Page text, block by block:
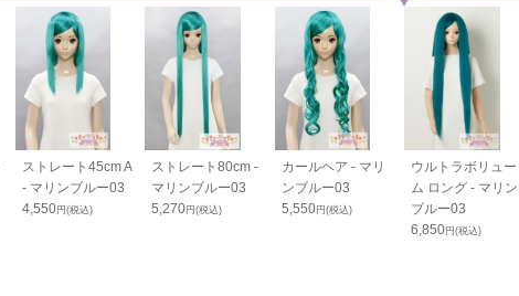
ストレート45cm A
- マリンブルー03
4,550円(税込)
ストレート80cm -
マリンブルー03
5,270円(税込)
カールヘア - マリ
ンブルー03
5,550円(税込)
ウルトラボリュー
ム ロング - マリン
ブルー03
6,850円(税込)